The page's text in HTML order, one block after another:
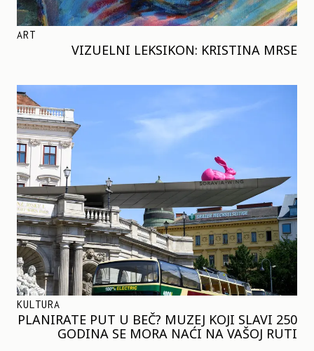
ART
VIZUELNI LEKSIKON: KRISTINA MRSE
KULTURA
PLANIRATE PUT U BEČ? MUZEJ KOJI SLAVI 250
GODINA SE MORA NAĆI NA VAŠOJ RUTI